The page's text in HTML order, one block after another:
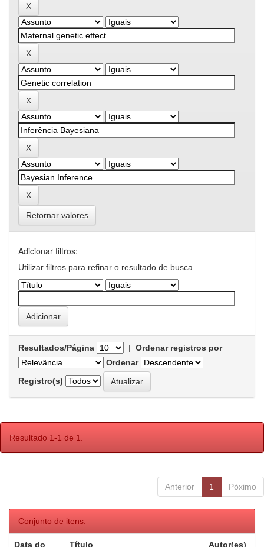
Retornar valores
Adicionar filtros:
Utilizar filtros para refinar o resultado de busca.
Resultados/Página | Ordenar registros por
Ordenar
Registro(s)
Resultado 1-1 de 1.
Anterior 1 Póximo
Conjunto de itens:
Data do
Título Autor(es)